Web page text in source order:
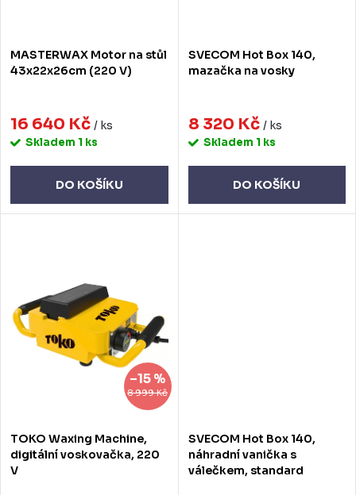
u
t
ů
d
k
MASTERWAX Motor na stůl
43x22x26cm (220 V)
16 640 Kč / ks
Skladem 1 ks
DO KOŠÍKU
SVECOM Hot Box 140,
mazačka na vosky
8 320 Kč / ks
Skladem 1 ks
DO KOŠÍKU
8 999 Kč
–15 %
TOKO Waxing Machine,
digitální voskovačka, 220
V
SVECOM Hot Box 140,
náhradní vanička s
válečkem, standard